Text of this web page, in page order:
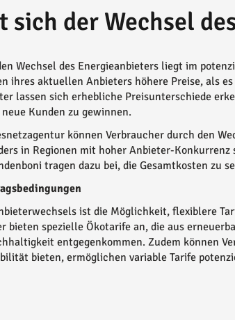
sich der Wechsel
Wechsel des Energieanbieters liegt im
ihres aktuellen Anbieters höhere Preise, als
lassen sich erhebliche Preisunterschiede
Kunden zu gewinnen.
können Verbraucher durch den
in Regionen mit hoher Anbieter-
tragen dazu bei, die Gesamtkosten zu
ist die Möglichkeit, flexiblere
bieten spezielle Ökotarife an, die aus
entgegenkommen. Zudem können
bieten, ermöglichen variable Tarife